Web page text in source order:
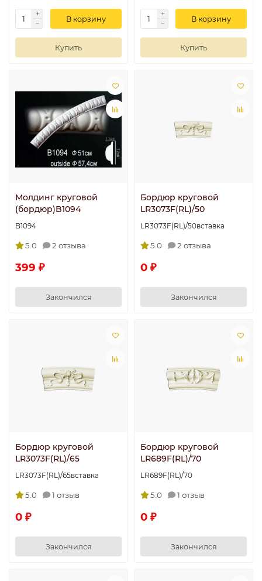
В корзину
Купить
В корзину
Купить
Молдинг круговой
(бордюр)B1094
B1094
5.0 2 отзыва
399 ₽
Закончился
Бордюр круговой
LR3073F(RL)/50
LR3073F(RL)/50вставка
5.0 2 отзыва
0 ₽
Закончился
Бордюр круговой
LR3073F(RL)/65
LR3073F(RL)/65вставка
5.0 1 отзыв
0 ₽
Закончился
Бордюр круговой
LR689F(RL)/70
LR689F(RL)/70
5.0 1 отзыв
0 ₽
Закончился